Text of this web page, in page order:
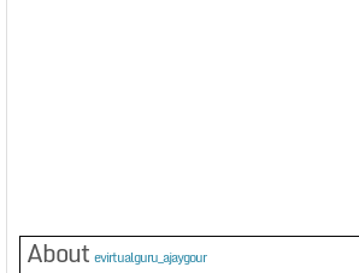
About evirtualguru_ajaygour